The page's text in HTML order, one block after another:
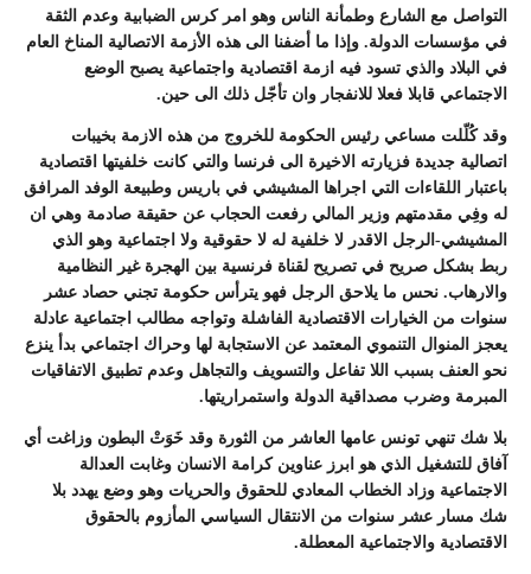
التواصل مع الشارع وطمأنة الناس وهو امر كرس الضبابية وعدم الثقة
في مؤسسات الدولة. وإذا ما أضفنا الى هذه الأزمة الاتصالية المناخ العام
في البلاد والذي تسود فيه ازمة اقتصادية واجتماعية يصبح الوضع
الاجتماعي قابلا فعلا للانفجار وان تأجّل ذلك الى حين.
وقد كُلّلت مساعي رئيس الحكومة للخروج من هذه الازمة بخيبات
اتصالية جديدة فزيارته الاخيرة الى فرنسا والتي كانت خلفيتها اقتصادية
باعتبار اللقاءات التي اجراها المشيشي في باريس وطبيعة الوفد المرافق
له وفِي مقدمتهم وزير المالي رفعت الحجاب عن حقيقة صادمة وهي ان
المشيشي-الرجل الاقدر لا خلفية له لا حقوقية ولا اجتماعية وهو الذي
ربط بشكل صريح في تصريح لقناة فرنسية بين الهجرة غير النظامية
والارهاب. نحس ما يلاحق الرجل فهو يترأس حكومة تجني حصاد عشر
سنوات من الخيارات الاقتصادية الفاشلة وتواجه مطالب اجتماعية عادلة
يعجز المنوال التنموي المعتمد عن الاستجابة لها وحراك اجتماعي بدأ ينزع
نحو العنف بسبب اللا تفاعل والتسويف والتجاهل وعدم تطبيق الاتفاقيات
المبرمة وضرب مصداقية الدولة واستمراريتها.
بلا شك تنهي تونس عامها العاشر من الثورة وقد خَوَتْ البطون وزاغت أي
آفاق للتشغيل الذي هو ابرز عناوين كرامة الانسان وغابت العدالة
الاجتماعية وزاد الخطاب المعادي للحقوق والحريات وهو وضع يهدد بلا
شك مسار عشر سنوات من الانتقال السياسي المأزوم بالحقوق
الاقتصادية والاجتماعية المعطلة.